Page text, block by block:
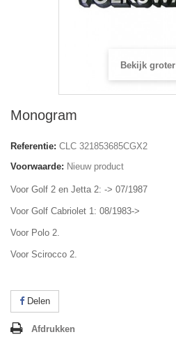
Bekijk groter
Monogram
Referentie: CLC 321853685CGX2
Voorwaarde: Nieuw product
Voor Golf 2 en Jetta 2: -> 07/1987
Voor Golf Cabriolet 1: 08/1983->
Voor Polo 2.
Voor Scirocco 2.
Delen
Afdrukken